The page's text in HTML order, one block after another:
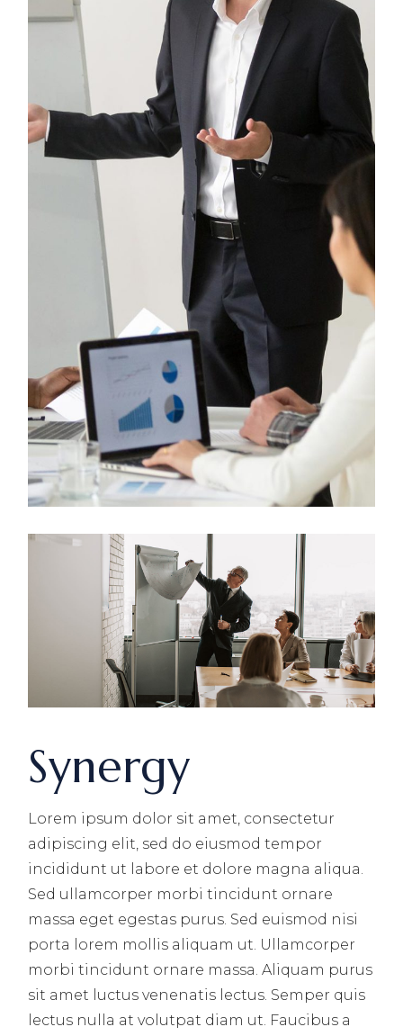
Synergy
Lorem ipsum dolor sit amet, consectetur
adipiscing elit, sed do eiusmod tempor
incididunt ut labore et dolore magna aliqua.
Sed ullamcorper morbi tincidunt ornare
massa eget egestas purus. Sed euismod nisi
porta lorem mollis aliquam ut. Ullamcorper
morbi tincidunt ornare massa. Aliquam purus
sit amet luctus venenatis lectus. Semper quis
lectus nulla at volutpat diam ut. Faucibus a